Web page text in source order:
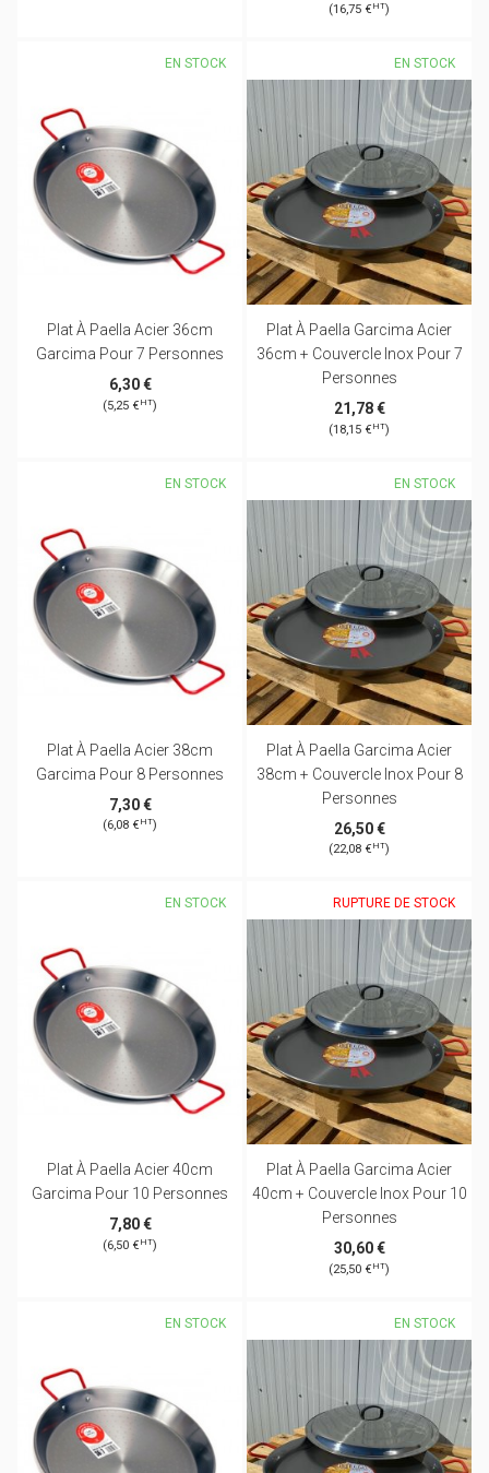
(16,75 €HT)
Plat À Paella Acier 36cm
Garcima Pour 7 Personnes
EN STOCK
6,30 €
(5,25 €HT)
Plat À Paella Garcima Acier
36cm + Couvercle Inox Pour 7
Personnes
EN STOCK
21,78 €
(18,15 €HT)
Plat À Paella Acier 38cm
Garcima Pour 8 Personnes
EN STOCK
7,30 €
(6,08 €HT)
Plat À Paella Garcima Acier
38cm + Couvercle Inox Pour 8
Personnes
EN STOCK
26,50 €
(22,08 €HT)
Plat À Paella Acier 40cm
Garcima Pour 10 Personnes
EN STOCK
7,80 €
(6,50 €HT)
Plat À Paella Garcima Acier
40cm + Couvercle Inox Pour 10
Personnes
RUPTURE DE STOCK
30,60 €
(25,50 €HT)
EN STOCK EN STOCK